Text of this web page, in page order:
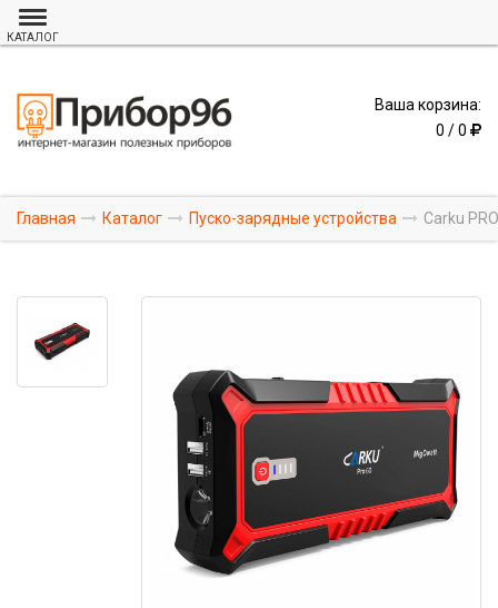
КАТАЛОГ
Ваша корзина:
0 / 0
Главная Каталог Пуско-зарядные устройства Carku